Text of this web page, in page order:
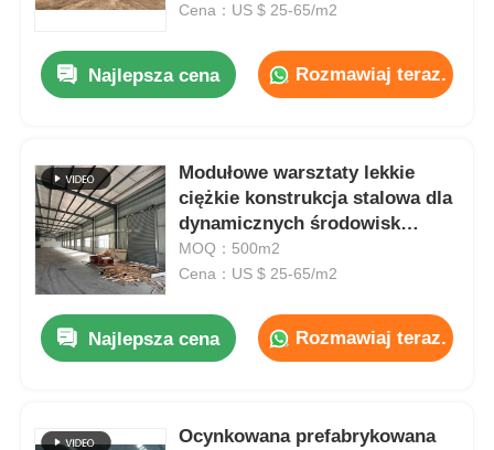
Cena：US $ 25-65/m2
Najlepsza cena Rozmawiaj teraz.
Modułowe warsztaty lekkie
ciężkie konstrukcja stalowa dla
dynamicznych środowisk
przemysłowych
MOQ：500m2
Cena：US $ 25-65/m2
Najlepsza cena Rozmawiaj teraz.
Ocynkowana prefabrykowana